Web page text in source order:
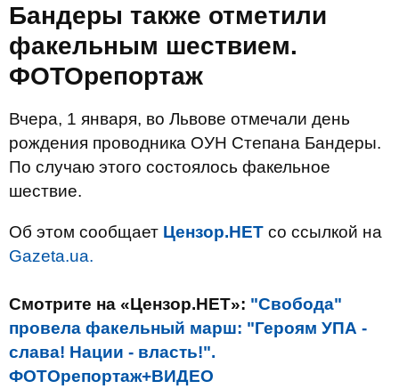
Бандеры также отметили
факельным шествием.
ФОТОрепортаж
Вчера, 1 января, во Львове отмечали день
рождения проводника ОУН Степана Бандеры.
По случаю этого состоялось факельное
шествие.
Об этом сообщает Цензор.НЕТ со ссылкой на
Gazeta.ua.
Смотрите на «Цензор.НЕТ»: "Свобода"
провела факельный марш: "Героям УПА -
слава! Нации - власть!".
ФОТОрепортаж+ВИДЕО